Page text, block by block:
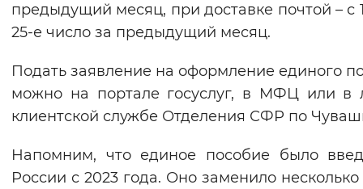
предыдущий месяц, при доставке почтой – с
25-е число за предыдущий месяц.
Подать заявление на оформление единого
можно на портале госуслуг, в МФЦ или в
клиентской службе Отделения СФР по
Напомним, что единое пособие было
России с 2023 года. Оно заменило